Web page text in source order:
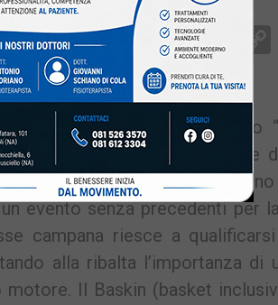
Facebook
Messenger
WhatsApp
Telegram
X
dall’Istituto Comprensivo
laureata campione regionale
Nazionali che si
evento senza precedenti per
campana riesce a
alla ribalta l’importanza di
Il Baskin (basket